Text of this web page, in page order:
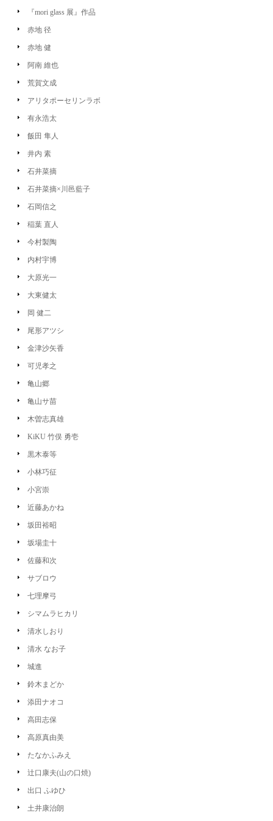
『mori glass 展』作品
赤地 径
赤地 健
阿南 維也
荒賀文成
アリタポーセリンラボ
有永浩太
飯田 隼人
井内 素
石井菜摘
石井菜摘×川邑藍子
石岡信之
稲葉 直人
今村製陶
内村宇博
大原光一
大東健太
岡 健二
尾形アツシ
金津沙矢香
可児孝之
亀山郷
亀山サ苗
木曽志真雄
KiKU 竹俣 勇壱
黒木泰等
小林巧征
小宮崇
近藤あかね
坂田裕昭
坂場圭十
佐藤和次
サブロウ
七理摩弓
シマムラヒカリ
清水しおり
清水 なお子
城進
鈴木まどか
添田ナオコ
高田志保
高原真由美
たなかふみえ
辻口康夫(山の口焼)
出口 ふゆひ
土井康治朗